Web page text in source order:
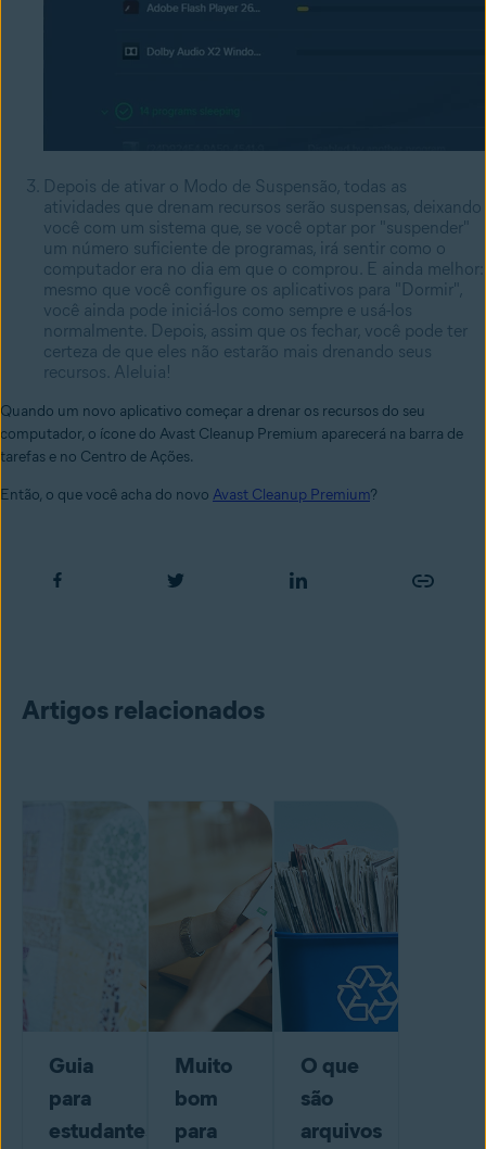
Depois de ativar o Modo de Suspensão, todas as
atividades que drenam recursos serão suspensas, deixando
você com um sistema que, se você optar por "suspender"
um número suficiente de programas, irá sentir como o
computador era no dia em que o comprou. E ainda melhor:
mesmo que você configure os aplicativos para "Dormir",
você ainda pode iniciá-los como sempre e usá-los
normalmente. Depois, assim que os fechar, você pode ter
certeza de que eles não estarão mais drenando seus
recursos. Aleluia!
Quando um novo aplicativo começar a drenar os recursos do seu
computador, o ícone do Avast Cleanup Premium aparecerá na barra de
tarefas e no Centro de Ações.
Então, o que você acha do novo Avast Cleanup Premium?
Artigos relacionados
Guia
para
estudantes
Muito
bom
para
O que
são
arquivos